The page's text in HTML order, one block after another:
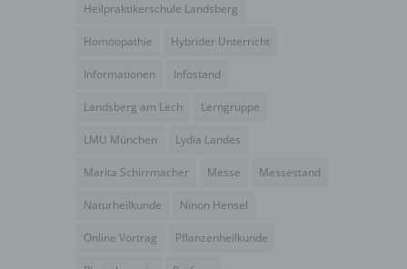
Heilpraktikerschule Landsberg
Homöopathie Hybrider Unterricht
Informationen Infostand
Landsberg am Lech Lerngruppe
LMU München Lydia Landes
Marita Schirrmacher Messe Messestand
Naturheilkunde Ninon Hensel
Online Vortrag Pflanzenheilkunde
Cookies / SessionStorage / LocalStorage